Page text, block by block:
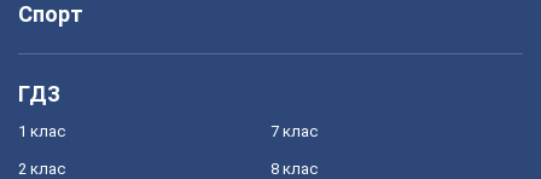
Спорт
ГДЗ
1 клас
2 клас
7 клас
8 клас